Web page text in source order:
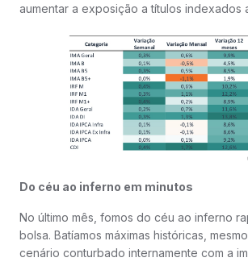
aumentar a exposição a títulos indexados
Do céu ao inferno em minutos
No último mês, fomos do céu ao inferno
bolsa. Batíamos máximas históricas,
cenário conturbado internamente com a